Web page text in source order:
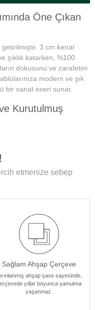
Öne Çıkan
3 cm kenar
şıklık katarken, %100
dokusunu ve zarafetini
modern ve şık
bir sanat eseri sunar.
Kurutulmuş
ilk günkü formunu korur.
kullanılarak üretilir. Bu
koruyucu ile tablolar,
güzelleştirir.
Kenar Kısımları
devam ettiği özel bir
ek çerçeve ihtiyacı
odanızın
sağlar. Her bir tablomuz,
etmenize sebep
Sağlam Ahşap Çerçeve
ahşap şase sayesinde,
yıllar boyunca yamulma
yaşanmaz.